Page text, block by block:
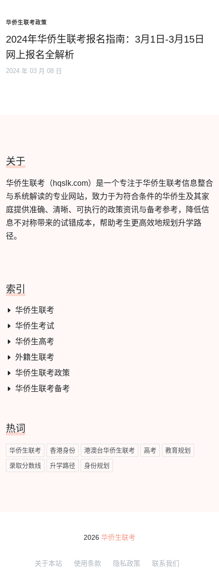
华侨生联考政策
2024年华侨生联考报名指南：3月1日-3月15日
网上报名全解析
2024 年 03 月 08 日
关于
华侨生联考（hqslk.com）是一个专注于华侨生联考信息整合
与系统解读的专业网站，致力于为符合条件的华侨生及其家
庭提供准确、清晰、可执行的政策资讯与备考参考，降低信
息不对称带来的试错成本，帮助考生更高效地规划升学路
径。
索引
华侨生联考
华侨生考试
华侨生高考
外籍生联考
华侨生联考政策
华侨生联考备考
热词
华侨生联考 香港身份 港澳台华侨生联考 高考 教育规划
录取分数线 升学路径 身份规划
2026 华侨生联考
关于本站 使用条款 隐私政策 联系我们